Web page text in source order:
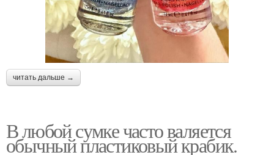
читать дальше →
В любой сумке часто валяется
обычный пластиковый крабик.